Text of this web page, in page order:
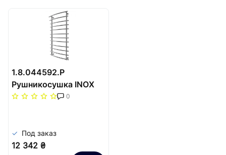
1.8.044592.P
Рушникосушка INOX
Маріо 1170х630/500
0
Под заказ
12 342 ₴